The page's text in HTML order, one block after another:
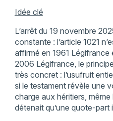
Idée clé
L’arrêt du 19 novembre
constante : l’article 1021
affirmé en 1961
2006 Légifrance, le
très concret : l’usufruit
si le testament révèle une
charge aux héritiers,
détenait qu’une quote-part